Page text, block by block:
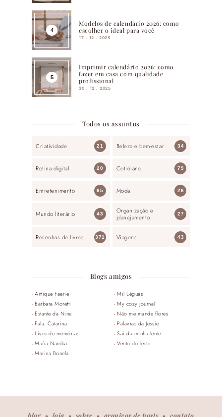
Modelos de calendário 2026: como
escolher o ideal para você
17 . 12 . 2025
Imprimir calendário 2026: como
fazer em casa com qualidade
profissional
30 . 12 . 2025
Todos os assuntos
Criatividade 21 Beleza e bem-estar 34
Rotina digital 20 Cotidiano 79
Entretenimento 65 Moda 26
Mundo literário 43
Organização e
planejamento
27
Resenhas de livros 371 Viagens 43
Blogs amigos
Antique Faerie
Barbara Moretti
Estante da Nine
Fala, Catarina
Livro de memórias
Maíra Namba
Marina Bonela
Mil Léguas
My cozy journal
Não me mande flores
Palavras da Jessie
Sai da minha lente
Vento do leste
blog loja sobre arquivos de posts contato